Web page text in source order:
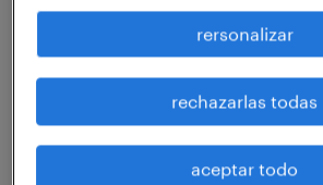
demanda de habilidades STEM
necesarias para sobrevivir en
digital y de la Tecnología. Y
sienten este impacto: el 60% de
rersonalizar
rechazarlas todas
aceptar todo